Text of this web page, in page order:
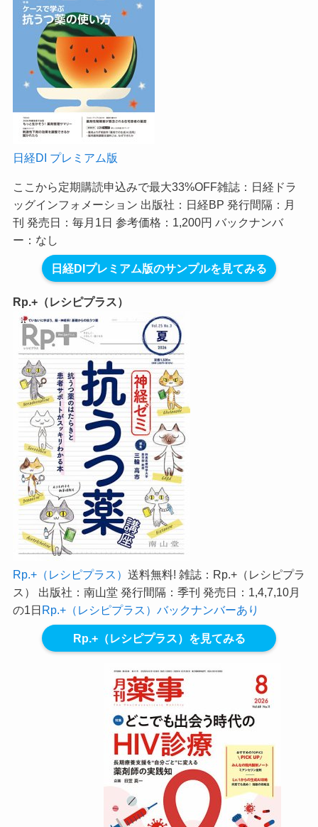
日経DI プレミアム版
ここから定期購読申込みで最大33%OFF雑誌：日経ドラ
ッグインフォメーション 出版社：日経BP 発行間隔：月
刊 発売日：毎月1日 参考価格：1,200円 バックナンバ
ー：なし
日経DIプレミアム版のサンプルを見てみる
Rp.+（レシピプラス）
Rp.+（レシピプラス） 送料無料! 雑誌：Rp.+（レシピプラ
ス） 出版社：南山堂 発行間隔：季刊 発売日：1,4,7,10月
の1日Rp.+（レシピプラス）バックナンバーあり
Rp.+（レシピプラス）を見てみる